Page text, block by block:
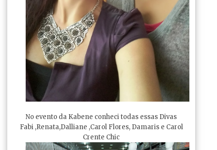
No evento da Kabene conheci todas essas Divas
Fabi ,Renata,Dalliane ,Carol Flores, Damaris e Carol
Crente Chic